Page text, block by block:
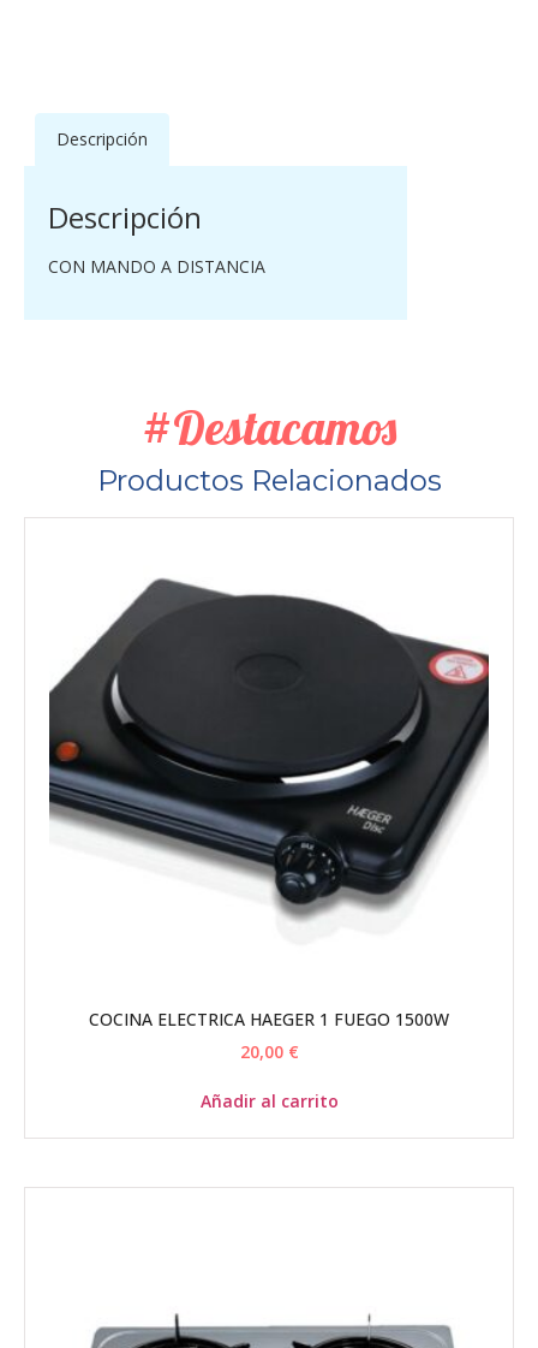
Descripción
Descripción
CON MANDO A DISTANCIA
#Destacamos
Productos Relacionados
COCINA ELECTRICA HAEGER 1 FUEGO 1500W
20,00 €
Añadir al carrito